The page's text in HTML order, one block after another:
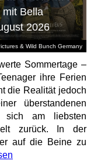
& Wild Bunch Germany
mit Bella
2026
Sommertage –
ihre Ferien
die Realität jedoch
überstandenen
sich am liebsten
zurück. In der
auf die Beine zu